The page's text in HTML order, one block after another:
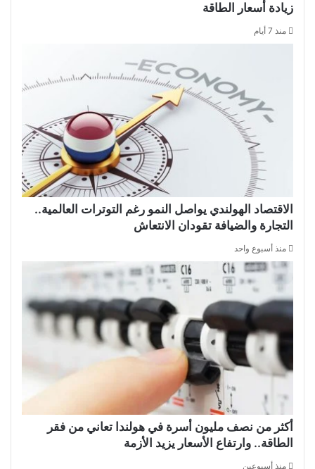
زيادة أسعار الطاقة
منذ 7 أيام
الاقتصاد الهولندي يواصل النمو رغم التوترات العالمية..
التجارة والضيافة تقودان الانتعاش
منذ أسبوع واحد
أكثر من نصف مليون أسرة في هولندا تعاني من فقر
الطاقة.. وارتفاع الأسعار يزيد الأزمة
منذ أسبوعين